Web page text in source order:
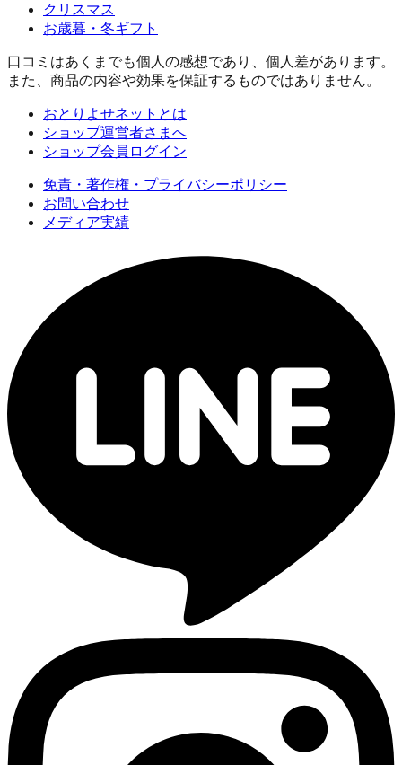
クリスマス
お歳暮・冬ギフト
口コミはあくまでも個人の感想であり、個人差があります。
また、商品の内容や効果を保証するものではありません。
おとりよせネットとは
ショップ運営者さまへ
ショップ会員ログイン
免責・著作権・プライバシーポリシー
お問い合わせ
メディア実績